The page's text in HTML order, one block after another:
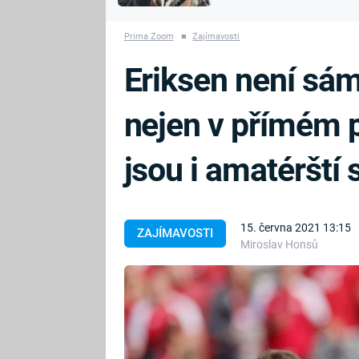
PRVNÍ SVĚTOVÁ
BRITSKÁ
RODINA
Prima Zoom ■ Zajímavosti
ZAJÍMAVOSTI
15. června 2021 13:15
Miroslav Honsů
Eriksen není
nejen v přímém
jsou i amatérští